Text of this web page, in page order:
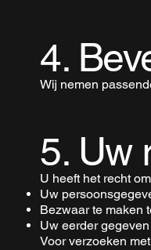
4.
Wij nemen
5. Uw
U heeft het recht
Uw
Bezwaar te maken
Uw eerder
Voor verzoeken